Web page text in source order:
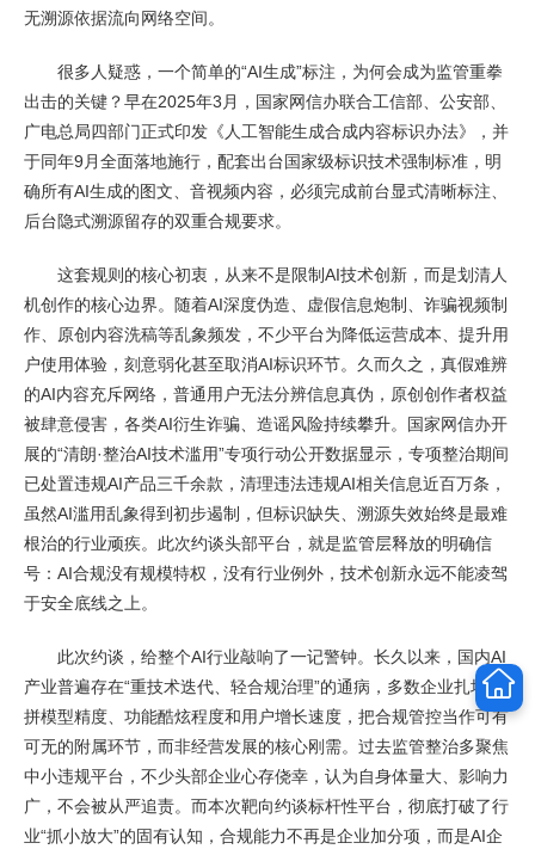
无溯源依据流向网络空间。
很多人疑惑，一个简单的“AI生成”标注，为何会成为监管重拳
出击的关键？早在2025年3月，国家网信办联合工信部、公安部、
广电总局四部门正式印发《人工智能生成合成内容标识办法》，并
于同年9月全面落地施行，配套出台国家级标识技术强制标准，明
确所有AI生成的图文、音视频内容，必须完成前台显式清晰标注、
后台隐式溯源留存的双重合规要求。
这套规则的核心初衷，从来不是限制AI技术创新，而是划清人
机创作的核心边界。随着AI深度伪造、虚假信息炮制、诈骗视频制
作、原创内容洗稿等乱象频发，不少平台为降低运营成本、提升用
户使用体验，刻意弱化甚至取消AI标识环节。久而久之，真假难辨
的AI内容充斥网络，普通用户无法分辨信息真伪，原创创作者权益
被肆意侵害，各类AI衍生诈骗、造谣风险持续攀升。国家网信办开
展的“清朗·整治AI技术滥用”专项行动公开数据显示，专项整治期间
已处置违规AI产品三千余款，清理违法违规AI相关信息近百万条，
虽然AI滥用乱象得到初步遏制，但标识缺失、溯源失效始终是最难
根治的行业顽疾。此次约谈头部平台，就是监管层释放的明确信
号：AI合规没有规模特权，没有行业例外，技术创新永远不能凌驾
于安全底线之上。
此次约谈，给整个AI行业敲响了一记警钟。长久以来，国内AI
产业普遍存在“重技术迭代、轻合规治理”的通病，多数企业扎堆比
拼模型精度、功能酷炫程度和用户增长速度，把合规管控当作可有
可无的附属环节，而非经营发展的核心刚需。过去监管整治多聚焦
中小违规平台，不少头部企业心存侥幸，认为自身体量大、影响力
广，不会被从严追责。而本次靶向约谈标杆性平台，彻底打破了行
业“抓小放大”的固有认知，合规能力不再是企业加分项，而是AI企